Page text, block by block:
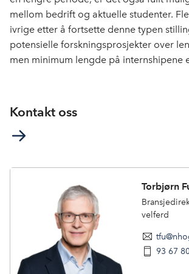
mellom bedrift og aktuelle studenter.
ivrige etter å fortsette denne typen
potensielle forskningsprosjekter over
men minimum lengde på internshipene
Kontakt oss
Torbjørn
velferd
93 67